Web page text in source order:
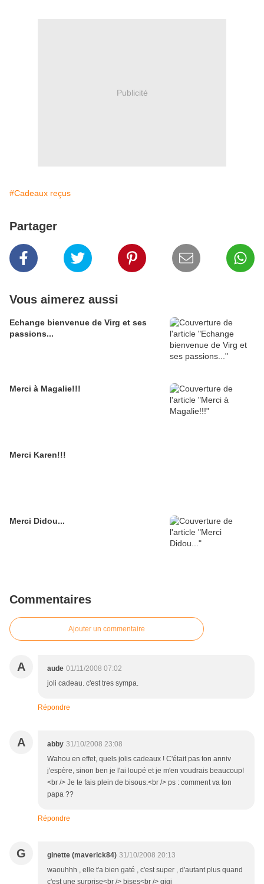
Publicité
#Cadeaux reçus
Partager
Vous aimerez aussi
Echange bienvenue de Virg et ses
passions...
Merci à Magalie!!!
Merci Karen!!!
Merci Didou...
Commentaires
Ajouter un commentaire
A aude 01/11/2008 07:02
joli cadeau. c'est tres sympa.
Répondre
A abby 31/10/2008 23:08
Wahou en effet, quels jolis cadeaux ! C'était pas ton anniv
j'espère, sinon ben je l'ai loupé et je m'en voudrais beaucoup!
<br /> Je te fais plein de bisous.<br /> ps : comment va ton
papa ??
Répondre
G ginette (maverick84) 31/10/2008 20:13
waouhhh , elle t'a bien gaté , c'est super , d'autant plus quand
c'est une surprise<br /> bises<br /> gigi